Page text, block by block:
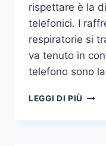
rispettare è la
telefonici. I
respiratorie si
va tenuto in
telefono sono
LEGGI DI PIÙ UN